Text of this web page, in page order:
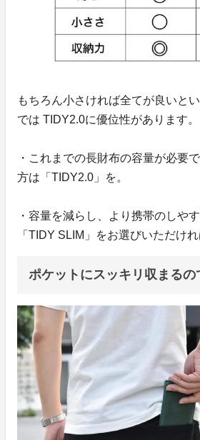
もちろん小さければ全てが良いと
では TIDY2.0に優位性があります。
・これまでの長財布の容量が必要
方は「TIDY2.0」を。
・容量を減らし、より携帯のしや
「TIDY SLIM」をお選びいただけれ
ポケットにスッキリ収まるの